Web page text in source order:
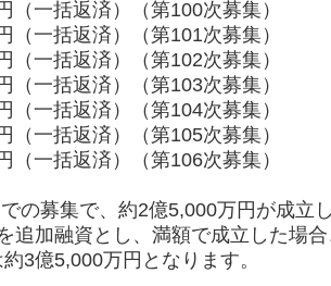
（一括返済）（第100次募集）
（一括返済）（第101次募集）
（一括返済）（第102次募集）
（一括返済）（第103次募集）
（一括返済）（第104次募集）
（一括返済）（第105次募集）
（一括返済）（第106次募集）
の募集で、約2億5,000万円が成立
追加融資とし、満額で成立した場
3億5,000万円となります。